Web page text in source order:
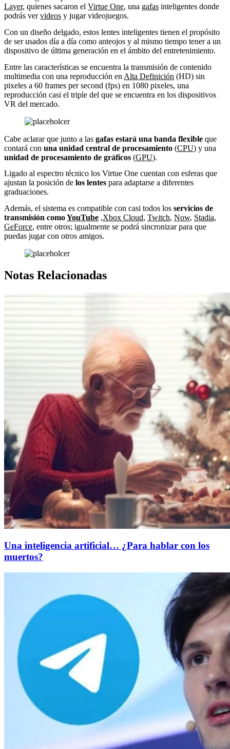
Layer, quienes sacaron el Virtue One, una gafas inteligentes donde
podrás vervideos y jugar videojuegos.
Con un diseño delgado, estos lentes inteligentes tienen el propósito
de ser usados día a día como anteojos y al mismo tiempo tener a un
dispositivo de última generación en el ámbito del entretenimiento.
Entre las características se encuentra la transmisión de contenido
multimedia con una reproducción en Alta Definición (HD) sin
pixeles a 60 frames per second (fps) en 1080 pixeles, una
reproducción casi el triple del que se encuentra en los dispositivos
VR del mercado.
Cabe aclarar que junto a las gafas estará una banda flexible que
contará con una unidad central de procesamiento (CPU) y una
unidad de procesamiento de gráficos (GPU).
Ligado al espectro técnico los Virtue One cuentan con esferas que
ajustan la posición de los lentes para adaptarse a diferentes
graduaciones.
Además, el sistema es compatible con casi todos los servicios de
transmisión comoYouTube ,Xbox Cloud, Twitch, Now, Stadia,
GeForce, entre otros; igualmente se podrá sincronizar para que
puedas jugar con otros amigos.
Notas Relacionadas
Una inteligencia artificial… ¿Para hablar con los
muertos?